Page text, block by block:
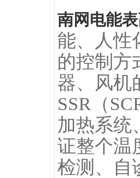
南网电能
能、人性
的控制方
器、风机
SSR（
加热系统
证整个温
检测、自